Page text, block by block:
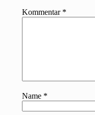
Kommentar *
Name *